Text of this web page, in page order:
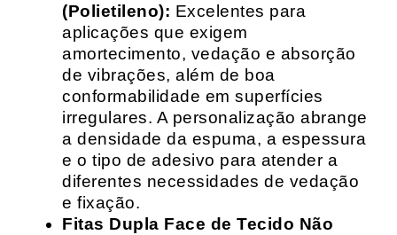
(Polietileno): Excelentes para
aplicações que exigem
amortecimento, vedação e absorção
de vibrações, além de boa
conformabilidade em superfícies
irregulares. A personalização abrange
a densidade da espuma, a espessura
e o tipo de adesivo para atender a
diferentes necessidades de vedação
e fixação.
Fitas Dupla Face de Tecido Não